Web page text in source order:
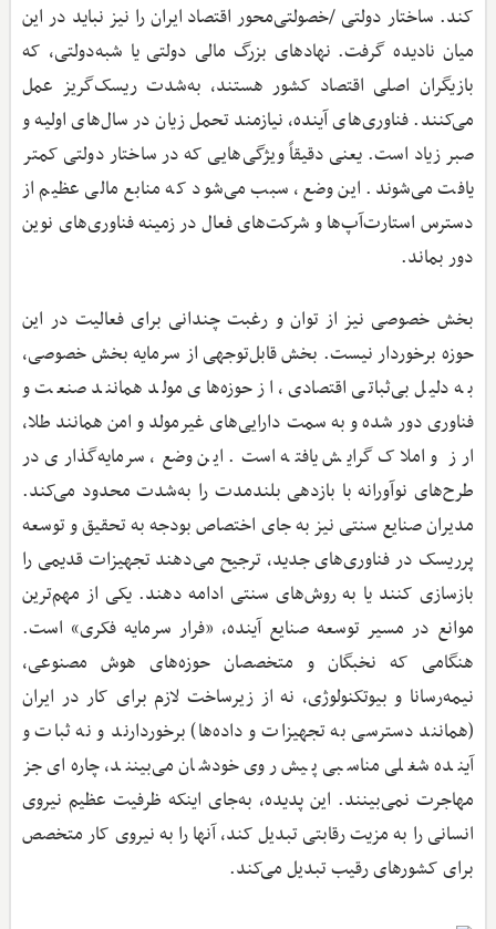
کند. ساختار دولتی /خصولتی‌محور اقتصاد ایران را نیز نباید در این
میان نادیده گرفت. نهادهای بزرگ مالی دولتی یا شبه‌دولتی، که
بازیگران اصلی اقتصاد کشور هستند، به‌شدت ریسک‌گریز عمل
می‌کنند. فناوری‌های آینده، نیازمند تحمل زیان در سال‌های اولیه و
صبر زیاد است. یعنی دقیقاً ویژگی‌هایی که در ساختار دولتی کمتر
یافت می‌شوند. این وضع، سبب می‌شود که منابع مالی عظیم از
دسترس استارت‌آپ‌ها و شرکت‌های فعال در زمینه فناوری‌های نوین
دور بماند.
بخش خصوصی نیز از توان و رغبت چندانی برای فعالیت در این
حوزه برخوردار نیست. بخش قابل‌توجهی از سرمایه بخش خصوصی،
به دلیل بی‌ثباتی اقتصادی، از حوزه‌های مولد همانند صنعت و
فناوری دور شده و به سمت دارایی‌های غیرمولد و امن همانند طلا،
ارز و املاک گرایش یافته است. این وضع، سرمایه‌گذاری در
طرح‌های نوآورانه با بازدهی بلندمدت را به‌شدت محدود می‌کند.
مدیران صنایع سنتی نیز به جای اختصاص بودجه به تحقیق و توسعه
پرریسک در فناوری‌های جدید، ترجیح می‌دهند تجهیزات قدیمی را
بازسازی کنند یا به روش‌های سنتی ادامه دهند. یکی از مهم‌ترین
موانع در مسیر توسعه صنایع آینده، «فرار سرمایه فکری» است.
هنگامی که نخبگان و متخصصان حوزه‌های هوش مصنوعی،
نیمه‌رسانا و بیوتکنولوژی، نه از زیرساخت لازم برای کار در ایران
(همانند دسترسی به تجهیزات و داده‌ها) برخوردارند و نه ثبات و
آینده شغلی مناسبی پیش روی خودشان می‌بینند، چاره‌ای جز
مهاجرت نمی‌بینند. این پدیده، به‌جای اینکه ظرفیت عظیم نیروی
انسانی را به مزیت رقابتی تبدیل کند، آنها را به نیروی کار متخصص
برای کشورهای رقیب تبدیل می‌کند.